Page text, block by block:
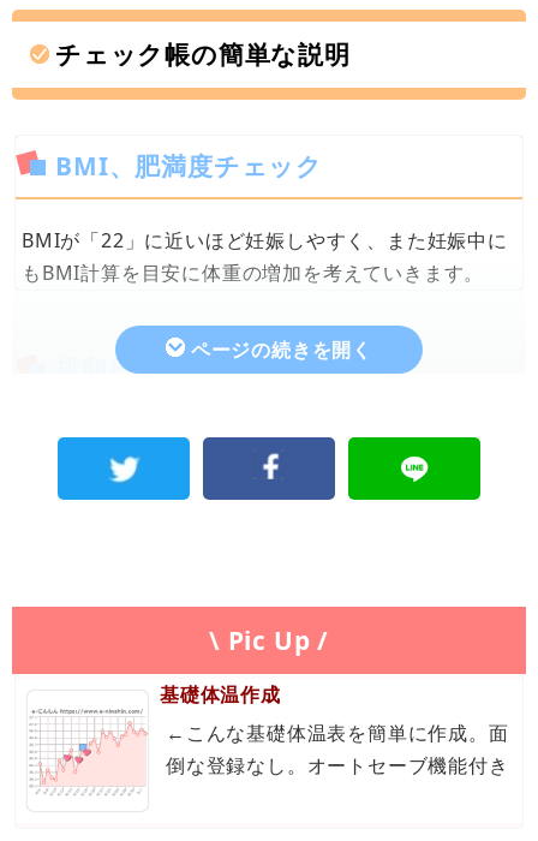
チェック帳の簡単な説明
BMI、肥満度チェック
BMIが「22」に近いほど妊娠しやすく、また妊娠中に
もBMI計算を目安に体重の増加を考えていきます。
排卵日、生理予定日チェック
月経開始日と周期日数を入力すると、生理予定日と排
卵日を算出する「排卵日生理予定日チェッカー」で
す。
毎日の基礎体温表を保存できて、基礎体温グラフが妊
娠するのに適していたかもチェックできます。
妊娠したときの基礎体温表検索
\ Pic Up /
基礎体温作成
←こんな基礎体温表を簡単に作成。面
倒な登録なし。オートセーブ機能付き